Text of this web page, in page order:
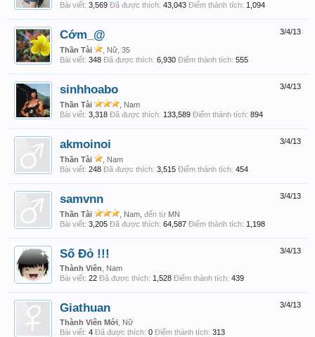
Bài viết: 3,569 Đã được thích: 43,043 Điểm thành tích: 1,094
3/4/13
Cớm_@
Thần Tài
, Nữ, 35
Bài viết: 348 Đã được thích: 6,930 Điểm thành tích: 555
3/4/13
sinhhoabo
Thần Tài
, Nam
Bài viết: 3,318 Đã được thích: 133,589 Điểm thành tích: 894
3/4/13
akmoinoi
Thần Tài
, Nam
Bài viết: 248 Đã được thích: 3,515 Điểm thành tích: 454
3/4/13
samvnn
Thần Tài , Nam, đến từ MN
Bài viết: 3,205 Đã được thích: 64,587 Điểm thành tích: 1,198
3/4/13
Số Đỏ !!!
Thành Viên , Nam
Bài viết: 22 Đã được thích: 1,528 Điểm thành tích: 439
3/4/13
Giathuan
Thành Viên Mới , Nữ
Bài viết: 4 Đã được thích: 0 Điểm thành tích: 313